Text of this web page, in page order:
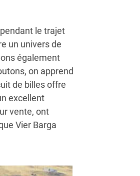
le trajet
un univers de
également
on apprend
de billes offre
excellent
vente, ont
Vier Barga